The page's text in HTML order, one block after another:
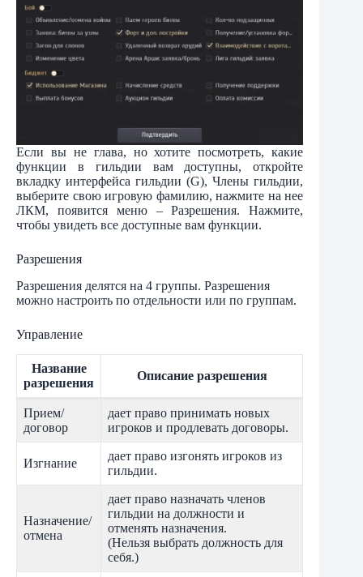
Если вы не глава, но хотите посмотреть, какие
функции в гильдии вам доступны, откройте
вкладку интерфейса гильдии (G), Члены гильдии,
выберите свою игровую фамилию, нажмите на нее
ЛКМ, появится меню – Разрешения. Нажмите,
чтобы увидеть все доступные вам функции.
Разрешения
Разрешения делятся на 4 группы. Разрешения
можно настроить по отдельности или по группам.
Управление
Название
разрешения
Описание разрешения
Прием/
договор
дает право принимать новых
игроков и продлевать договоры.
Изгнание
дает право изгонять игроков из
гильдии.
Назначение/
отмена
дает право назначать членов
гильдии на должности и
отменять назначения.
(Нельзя выбрать должность для
себя.)